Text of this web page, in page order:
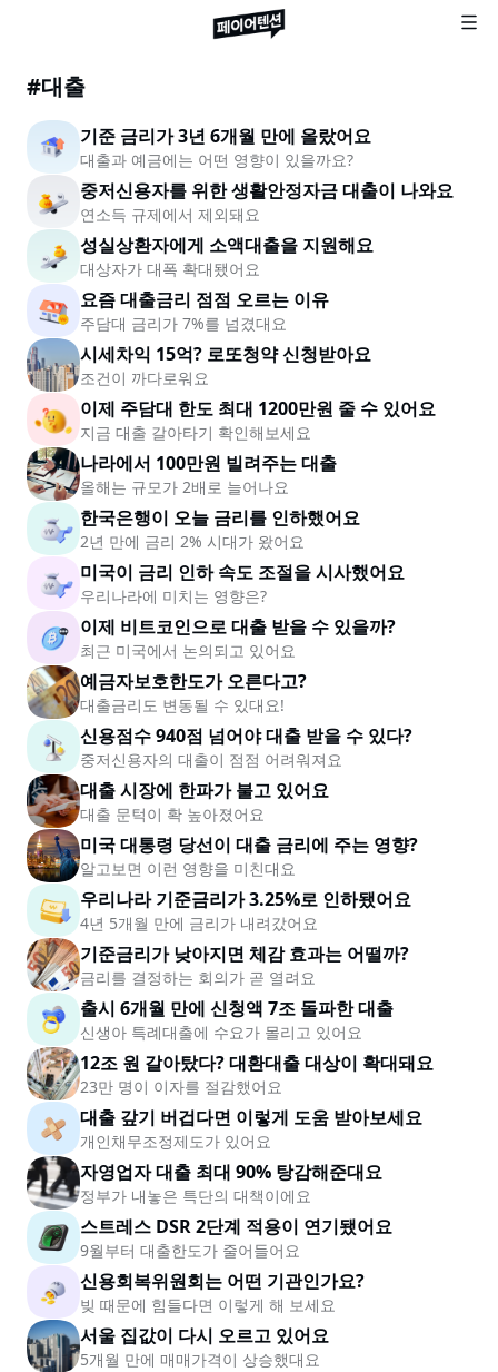
#대출
기준 금리가 3년 6개월 만에 올랐어요
대출과 예금에는 어떤 영향이 있을까요?
중저신용자를 위한 생활안정자금 대출이 나와요
연소득 규제에서 제외돼요
성실상환자에게 소액대출을 지원해요
대상자가 대폭 확대됐어요
요즘 대출금리 점점 오르는 이유
주담대 금리가 7%를 넘겼대요
시세차익 15억? 로또청약 신청받아요
조건이 까다로워요
이제 주담대 한도 최대 1200만원 줄 수 있어요
지금 대출 갈아타기 확인해보세요
나라에서 100만원 빌려주는 대출
올해는 규모가 2배로 늘어나요
한국은행이 오늘 금리를 인하했어요
2년 만에 금리 2% 시대가 왔어요
미국이 금리 인하 속도 조절을 시사했어요
우리나라에 미치는 영향은?
이제 비트코인으로 대출 받을 수 있을까?
최근 미국에서 논의되고 있어요
예금자보호한도가 오른다고?
대출금리도 변동될 수 있대요!
신용점수 940점 넘어야 대출 받을 수 있다?
중저신용자의 대출이 점점 어려워져요
대출 시장에 한파가 불고 있어요
대출 문턱이 확 높아졌어요
미국 대통령 당선이 대출 금리에 주는 영향?
알고보면 이런 영향을 미친대요
우리나라 기준금리가 3.25%로 인하됐어요
4년 5개월 만에 금리가 내려갔어요
기준금리가 낮아지면 체감 효과는 어떨까?
금리를 결정하는 회의가 곧 열려요
출시 6개월 만에 신청액 7조 돌파한 대출
신생아 특례대출에 수요가 몰리고 있어요
12조 원 갈아탔다? 대환대출 대상이 확대돼요
23만 명이 이자를 절감했어요
대출 갚기 버겁다면 이렇게 도움 받아보세요
개인채무조정제도가 있어요
자영업자 대출 최대 90% 탕감해준대요
정부가 내놓은 특단의 대책이에요
스트레스 DSR 2단계 적용이 연기됐어요
9월부터 대출한도가 줄어들어요
신용회복위원회는 어떤 기관인가요?
빚 때문에 힘들다면 이렇게 해 보세요
서울 집값이 다시 오르고 있어요
5개월 만에 매매가격이 상승했대요